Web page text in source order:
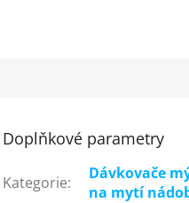
Doplňkové parametry
Kategorie:
Dávkovače
na mytí